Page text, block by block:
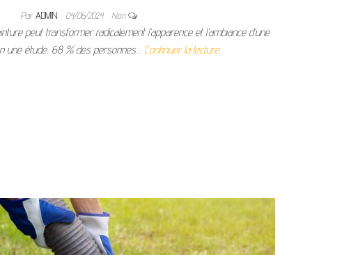
ParADMIN 04/06/2024 Non
peut transformer radicalement l’apparence et l’ambiance d’une
une étude, 68 % des personnes… Continuer la lecture